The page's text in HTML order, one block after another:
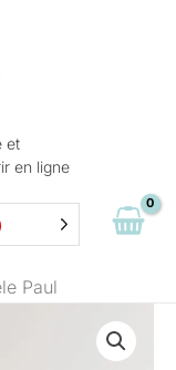
et
en ligne
Paul